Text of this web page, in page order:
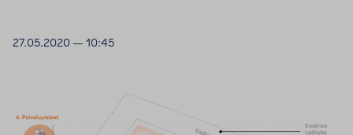
27.05.2020 — 10:45